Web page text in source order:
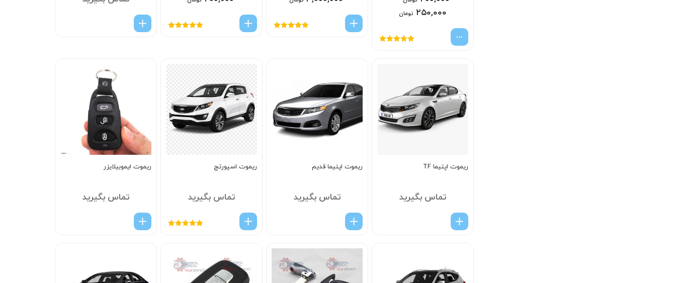
۲۵۰,۰۰۰ تومان
ریموت اپتیما TF
تماس بگیرید
ریموت اپتیما قدیم
تماس بگیرید
ریموت اسپورتج
تماس بگیرید
ریموت ایموبیلایزر
تماس بگیرید